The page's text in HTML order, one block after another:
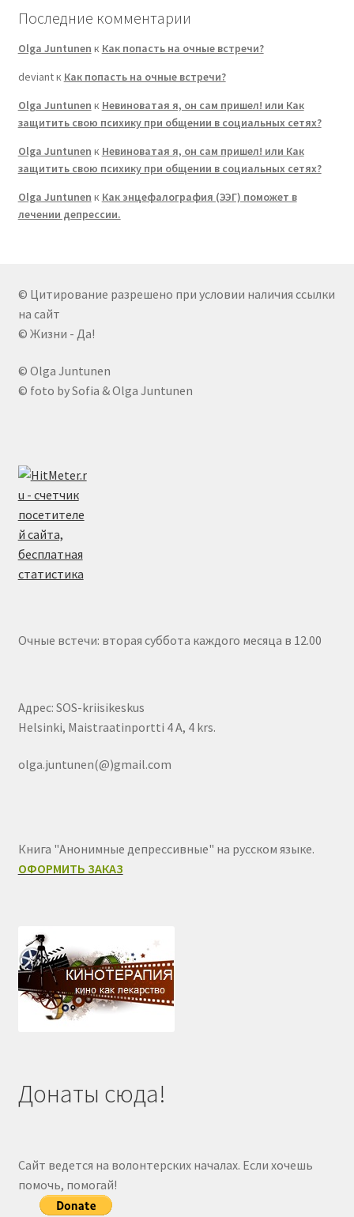
Последние комментарии
Olga Juntunen к Как попасть на очные встречи?
deviantк Как попасть на очные встречи?
Olga Juntunen к Невиноватая я, он сам пришел! или Как
защитить свою психику при общении в социальных сетях?
Olga Juntunen к Невиноватая я, он сам пришел! или Как
защитить свою психику при общении в социальных сетях?
Olga Juntunen к Как энцефалография (ЭЭГ) поможет в
лечении депрессии.
© Цитирование разрешено при условии наличия ссылки
на сайт
© Жизни - Да!
© Olga Juntunen
© foto by Sofia & Olga Juntunen
Очные встечи: вторая суббота каждого месяца в 12.00
Адрес: SOS-kriisikeskus
Helsinki, Maistraatinportti 4 A, 4 krs.
olga.juntunen(@)gmail.com
Книга "Анонимные депрессивные" на русском языке.
ОФОРМИТЬ ЗАКАЗ
Донаты сюда!
Сайт ведется на волонтерских началах. Если хочешь
помочь, помогай!